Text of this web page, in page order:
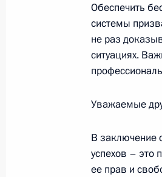
16 декабря
Беседа с
16 декабря 2005
с
16 декабря 2005
Обеспечить
системы
не раз
ситуациях.
Уважаемые
В заключение
успехов – это
ее прав и